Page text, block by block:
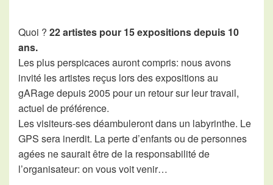
Quoi ? 22 artistes pour 15 expositions depuis 10
ans.
Les plus perspicaces auront compris: nous avons
invité les artistes reçus lors des expositions au
gARage depuis 2005 pour un retour sur leur travail,
actuel de préférence.
Les visiteurs-ses déambuleront dans un labyrinthe. Le
GPS sera inerdit. La perte d’enfants ou de personnes
agées ne saurait être de la responsabilité de
l’organisateur: on vous voit venir…